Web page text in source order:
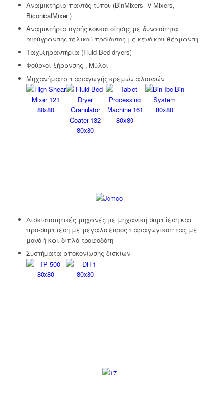
Αναμικτήρια παντός τύπου (BinMixers- V Mixers,
BiconicalMixer )
Αναμικτήρια υγρής κοκκοποίησης με δυνατότητα
αφύγρανσης τελικού προϊόντος με κενό και θέρμανση
Ταχυξηραντήρια (Fluid Bed dryers)
Φούρνοι ξήρανσης , Μύλοι
Μηχανήματα παραγωγής κρεμών αλοιφών
Δισκιοποιητικές μηχανές με μηχανική συμπίεση και
προ-συμπίεση με μεγάλο εύρος παραγωγικότητας με
μονό ή και διπλό τροφοδότη
Συστήματα αποκονίωσης δισκίων